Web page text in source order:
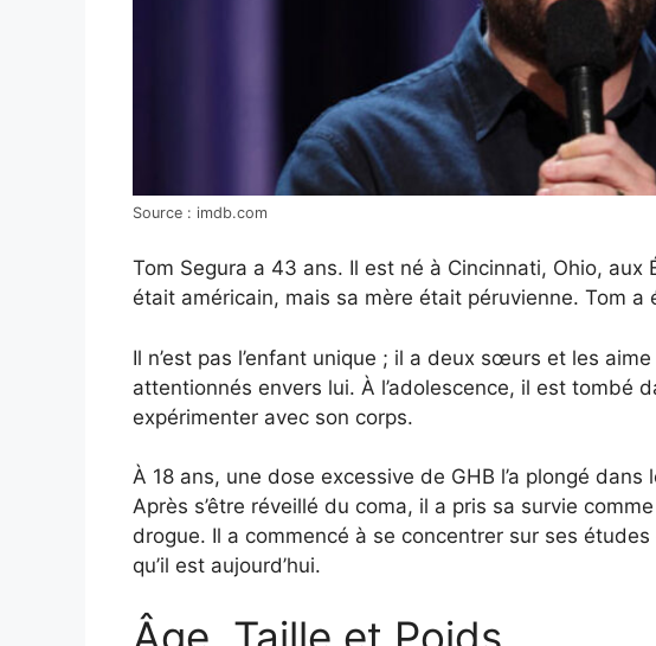
Source : imdb.com
Tom Segura a 43 ans. Il est né à Cincinnati, Ohio, aux
était américain, mais sa mère était péruvienne. Tom a
Il n’est pas l’enfant unique ; il a deux sœurs et les
attentionnés envers lui. À l’adolescence, il est tombé
expérimenter avec son corps.
À 18 ans, une dose excessive de GHB l’a plongé
Après s’être réveillé du coma, il a pris sa survie
drogue. Il a commencé à se concentrer sur ses
qu’il est aujourd’hui.
Âge, Taille et Poids